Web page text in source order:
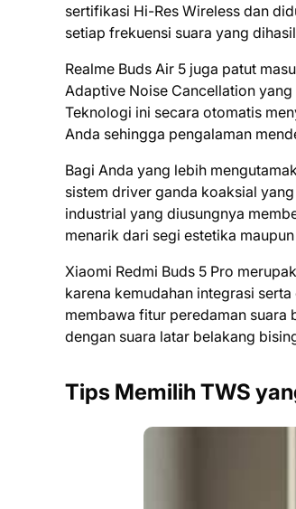
sertifikasi Hi-Res Wireless dan
setiap frekuensi suara yang
Realme Buds Air 5 juga patut
Adaptive Noise Cancellation
Teknologi ini secara otomatis
Anda sehingga pengalaman
Bagi Anda yang lebih
sistem driver ganda koaksial
industrial yang diusungnya
menarik dari segi estetika
Xiaomi Redmi Buds 5 Pro
karena kemudahan integrasi
membawa fitur peredaman suara
dengan suara latar belakang
Tips Memilih TWS